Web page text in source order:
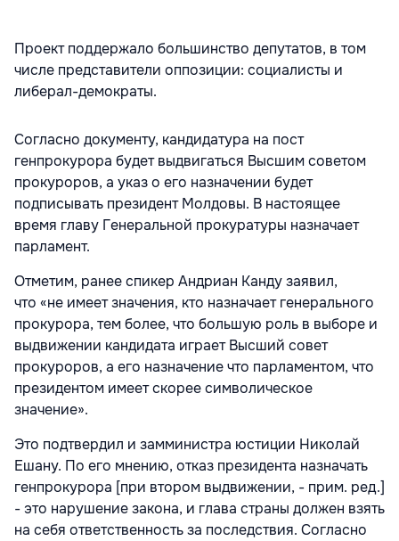
Проект поддержало большинство депутатов, в том
числе представители оппозиции: социалисты и
либерал-демократы.
Согласно документу, кандидатура на пост
генпрокурора будет выдвигаться Высшим советом
прокуроров, а указ о его назначении будет
подписывать президент Молдовы. В настоящее
время главу Генеральной прокуратуры назначает
парламент.
Отметим, ранее спикер Андриан Канду заявил,
что «не имеет значения, кто назначает генерального
прокурора, тем более, что большую роль в выборе и
выдвижении кандидата играет Высший совет
прокуроров, а его назначение что парламентом, что
президентом имеет скорее символическое
значение».
Это подтвердил и замминистра юстиции Николай
Ешану. По его мнению, отказ президента назначать
генпрокурора [при втором выдвижении, - прим. ред.]
- это нарушение закона, и глава страны должен взять
на себя ответственность за последствия. Согласно